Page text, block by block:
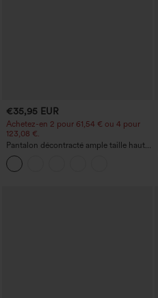
€35,95 EUR
Achetez-en 2 pour 61,54 € ou 4 pour
123,08 €.
Pantalon décontracté ample taille haute
à jambes larges, avec poches